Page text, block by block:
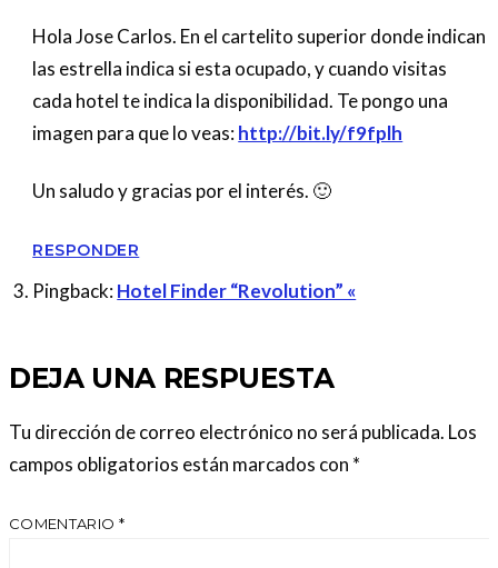
Hola Jose Carlos. En el cartelito superior donde indican
las estrella indica si esta ocupado, y cuando visitas
cada hotel te indica la disponibilidad. Te pongo una
imagen para que lo veas:http://bit.ly/f9fplh
Un saludo y gracias por el interés. 🙂
RESPONDER
Pingback:Hotel Finder “Revolution” «
DEJA UNA RESPUESTA
Tu dirección de correo electrónico no será publicada. Los
campos obligatorios están marcados con *
COMENTARIO *